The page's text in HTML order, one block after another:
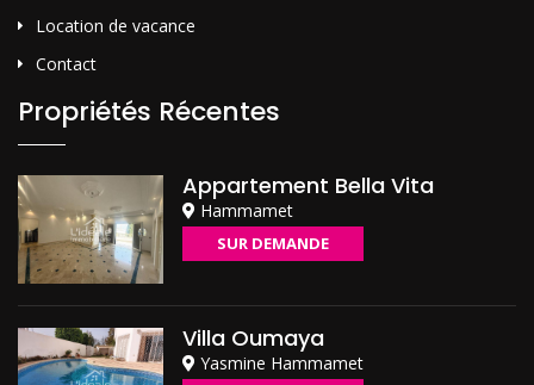
Location de vacance
Contact
Propriétés Récentes
Appartement Bella Vita
Hammamet
SUR DEMANDE
Villa Oumaya
Yasmine Hammamet